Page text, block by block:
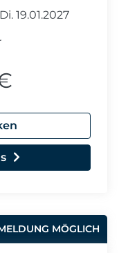
Di. 19.01.2027
MÖGLICH